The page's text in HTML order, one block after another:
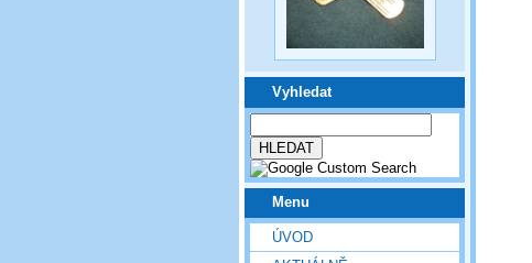
Vyhledat
Menu
ÚVOD